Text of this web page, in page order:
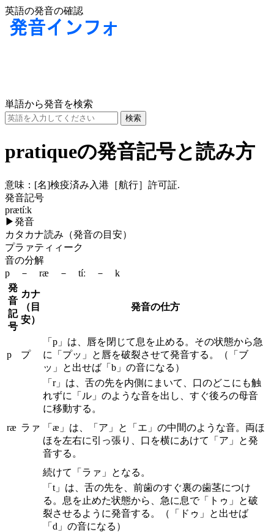
英語の発音の確認
単語から発音を検索
pratiqueの発音記号と読み方
意味： [名]検疫済み入港［航行］許可証.
発音記号
prætíːk
▶発音
カタカナ読み（発音の目安）
プラァティィーク
音の分解
p － ræ － tíː － k
発
音
記
号
カナ
（目
安）
発音の仕方
p プ
「p」は、唇を閉じて息を止める。その状態から急
に「プッ」と唇を破裂させて発音する。（「ブ
ッ」と出せば「b」の音になる）
ræ ラァ
「r」は、舌の先を内側にまいて、口のどこにも触
れずに「ル」のような音を出し、すぐ後ろの母音
に移動する。
「æ」は、「ア」と「エ」の中間のような音。両ほ
ほを左右に引っ張り、口を横にあけて「ア」と発
音する。
続けて「ラァ」となる。
「t」は、舌の先を、前歯のすぐ裏の歯茎につけ
る。息を止めた状態から、急に息で「トゥ」と破
裂させるように発音する。（「ドゥ」と出せば
「d」の音になる）